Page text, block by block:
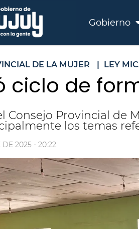
Gobierno
DE LA MUJER | LEY
ciclo de
Consejo Provincial de
los temas
2025 - 20:22